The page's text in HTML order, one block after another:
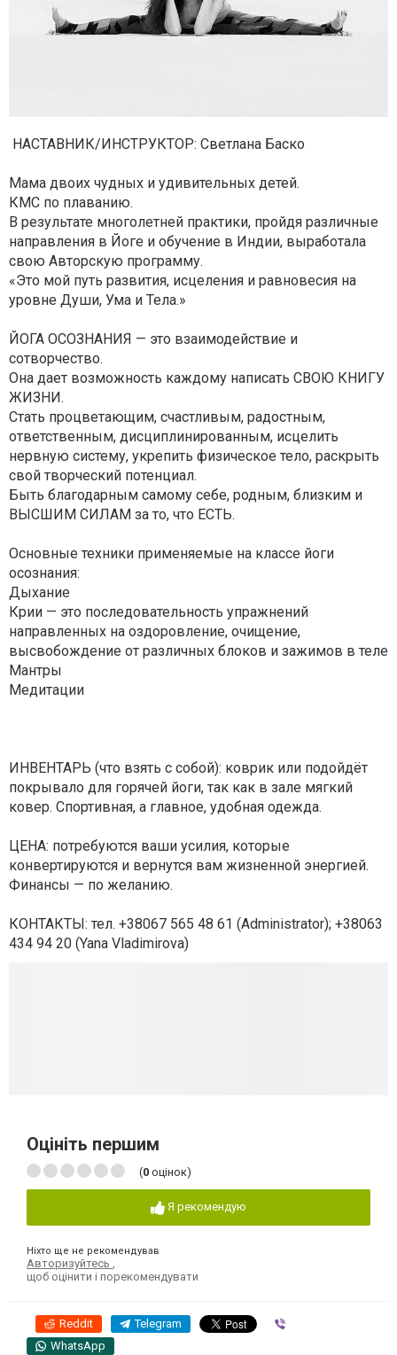
НАСТАВНИК/ИНСТРУКТОР: Светлана Баско
Мама двоих чудных и удивительных детей.
КМС по плаванию.
В результате многолетней практики, пройдя различные
направления в Йоге и обучение в Индии, выработала
свою Авторскую программу.
«Это мой путь развития, исцеления и равновесия на
уровне Души, Ума и Тела.»
ЙОГА ОСОЗНАНИЯ — это взаимодействие и
сотворчество.
Она дает возможность каждому написать СВОЮ КНИГУ
ЖИЗНИ.
Стать процветающим, счастливым, радостным,
ответственным, дисциплинированным, исцелить
нервную систему, укрепить физическое тело, раскрыть
свой творческий потенциал.
Быть благодарным самому себе, родным, близким и
ВЫСШИМ СИЛАМ за то, что ЕСТЬ.
Основные техники применяемые на классе йоги
осознания:
Дыхание
Крии — это последовательность упражнений
направленных на оздоровление, очищение,
высвобождение от различных блоков и зажимов в теле
Мантры
Медитации
ИНВЕНТАРЬ (что взять с собой): коврик или подойдёт
покрывало для горячей йоги, так как в зале мягкий
ковер. Спортивная, а главное, удобная одежда.
ЦЕНА: потребуются ваши усилия, которые
конвертируются и вернутся вам жизненной энергией.
Финансы — по желанию.
КОНТАКТЫ: тел. +38067 565 48 61 (Administrator); +38063
434 94 20 (Yana Vladimirova)
Оцініть першим
(0 оцінок)
Я рекомендую
Ніхто ще не рекомендував
Авторизуйтесь
щоб оцінити і порекомендувати
Reddit Telegram
WhatsApp